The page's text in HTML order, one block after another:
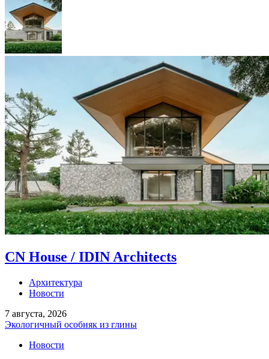
CN House / IDIN Architects
Архитектура
Новости
7 августа, 2026
Экологичный особняк из глины
Новости